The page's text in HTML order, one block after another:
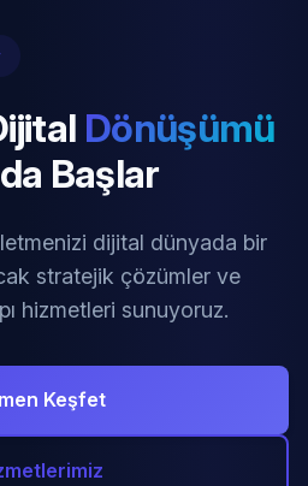
Dönüşümü
Başlar
dijital dünyada bir
stratejik çözümler ve
hizmetleri sunuyoruz.
Keşfet